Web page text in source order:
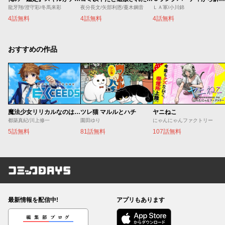
龍牙翔/澄守彩/冬馬来彩
4話無料
夜分長文/矢部利恩/蔓木鋼音
4話無料
ＬＡ軍/小川錦
4話無料
おすすめの作品
魔法少女リリカルなのは EXCEEDS
都築真紀/川上修一
5話無料
ツレ猫 マルルとハチ
園田ゆり
81話無料
ヤニねこ
にゃんにゃんファクトリー
107話無料
コミックDAYS
最新情報を配信中!
編集部ブログ
アプリもあります